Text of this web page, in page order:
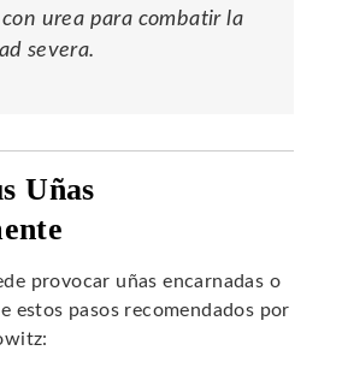
urea para combatir la
severa.
Uñas
provocar uñas encarnadas o
estos pasos recomendados por